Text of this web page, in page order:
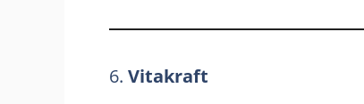
6. Vitakraft